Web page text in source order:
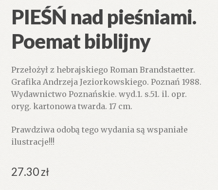
PIEŚŃ nad pieśniami.
Poemat biblijny
Przełożył z hebrajskiego Roman Brandstaetter.
Grafika Andrzeja Jeziorkowskiego. Poznań 1988.
Wydawnictwo Poznańskie. wyd.1. s.51. il. opr.
oryg. kartonowa twarda. 17 cm.
Prawdziwa odobą tego wydania są wspaniałe
ilustracje!!!
27.30zł